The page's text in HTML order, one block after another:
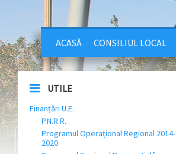
ACASĂ CONSILIUL LOCAL
UTILE
Finanțări U.E.
P.N.R.R.
Programul Operațional Regional 2014-
2020